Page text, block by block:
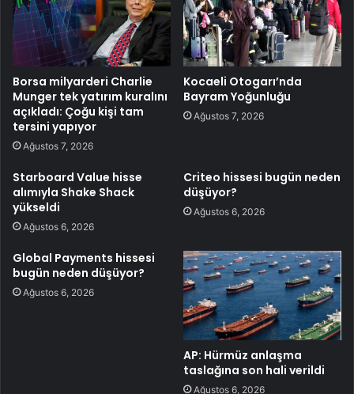
Borsa milyarderi Charlie
Munger tek yatırım kuralını
açıkladı: Çoğu kişi tam
tersini yapıyor
Ağustos 7, 2026
Kocaeli Otogarı’nda
Bayram Yoğunluğu
Ağustos 7, 2026
Starboard Value hisse
alımıyla Shake Shack
yükseldi
Ağustos 6, 2026
Criteo hissesi bugün neden
düşüyor?
Ağustos 6, 2026
Global Payments hissesi
bugün neden düşüyor?
Ağustos 6, 2026
AP: Hürmüz anlaşma
taslağına son hali verildi
Ağustos 6, 2026